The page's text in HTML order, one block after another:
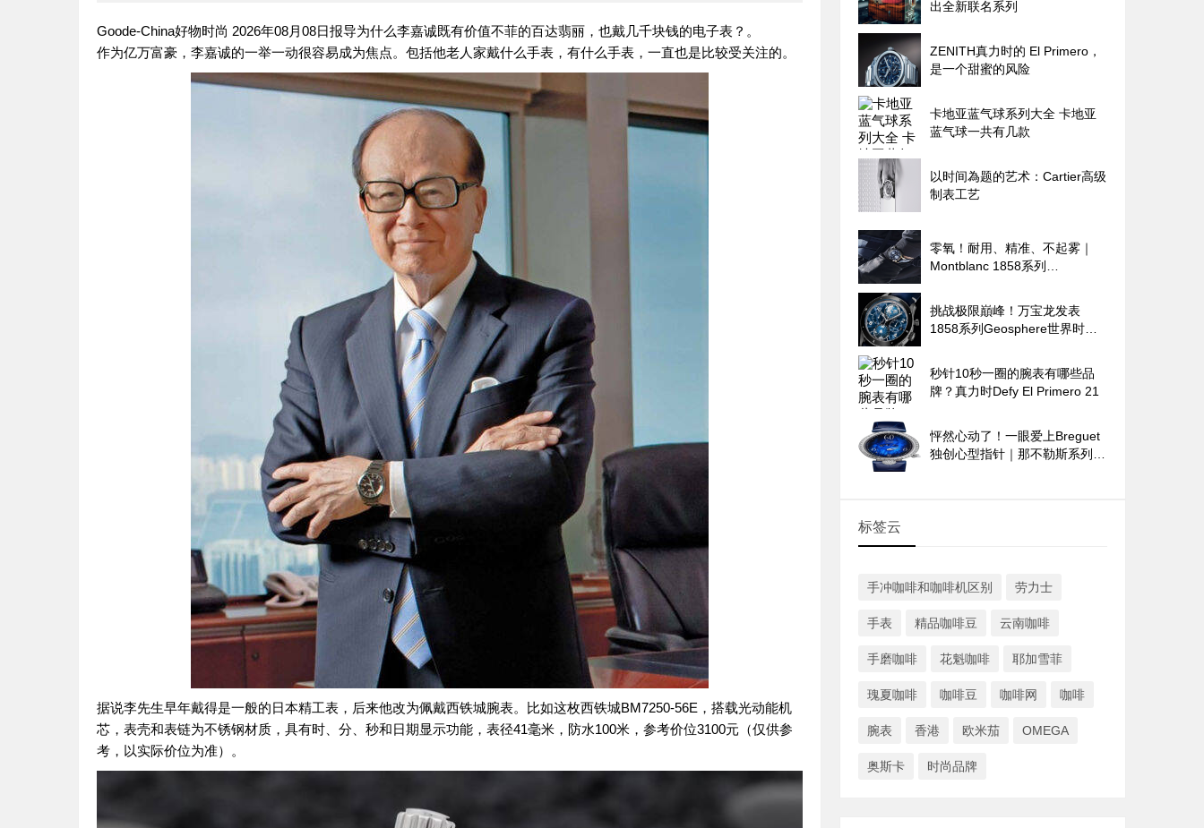
Goode-China好物时尚 2026年08月08日报导为什么李嘉诚既有价值不菲的百达翡丽，也戴几千块钱的电子表？。
作为亿万富豪，李嘉诚的一举一动很容易成为焦点。包括他老人家戴什么手表，有什么手表，一直也是比较受关注的。
据说李先生早年戴得是一般的日本精工表，后来他改为佩戴西铁城腕表。比如这枚西铁城BM7250-56E，搭载光动能机
芯，表壳和表链为不锈钢材质，具有时、分、秒和日期显示功能，表径41毫米，防水100米，参考价位3100元（仅供参
考，以实际价位为准）。
出全新联名系列
ZENITH真力时的 El Primero，
是一个甜蜜的风险
卡地亚蓝气球系列大全 卡地亚
蓝气球一共有几款
以时间為题的艺术：Cartier高级
制表工艺
零氧！耐用、精准、不起雾｜
Montblanc 1858系列
表的极限探险魂
挑战极限巔峰！万宝龙发表
1858系列Geosphere世界时间
秒针10秒一圈的腕表有哪些品
牌？真力时Defy El Primero 21
怦然心动了！一眼爱上Breguet
独创心型指针｜那不勒斯系列
标签云
手冲咖啡和咖啡机区别 劳力士
手表 精品咖啡豆 云南咖啡
手磨咖啡 花魁咖啡 耶加雪菲
瑰夏咖啡 咖啡豆 咖啡网 咖啡
腕表 香港 欧米茄 OMEGA
奥斯卡 时尚品牌